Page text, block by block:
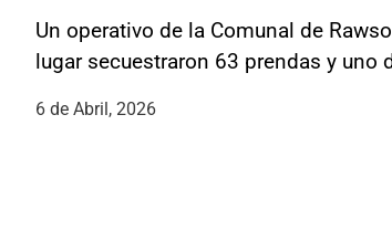
Un operativo de la Comunal de
lugar secuestraron 63 prendas y
6 de Abril, 2026